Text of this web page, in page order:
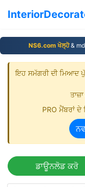
NS6.com ਖੋਲ੍ਹੋ&
ਇਹ ਸਮੱਗਰੀ ਦੀ ਮਿਆਦ
PRO ਮੈਂਬਰਾਂ
ਡਾਊਨਲੋਡ ਕਰੋ